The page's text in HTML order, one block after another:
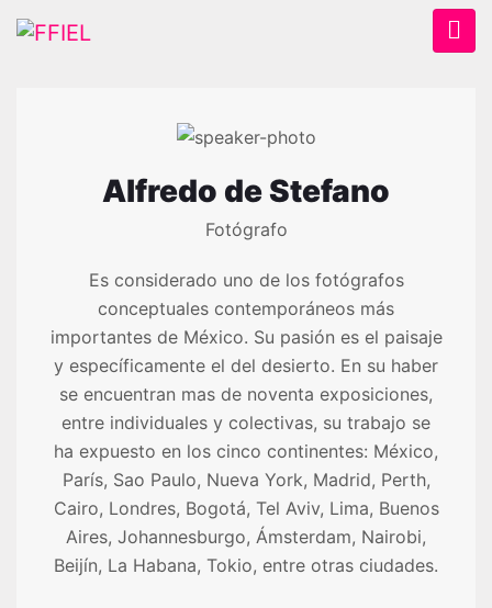
Alfredo de Stefano
Fotógrafo
Es considerado uno de los fotógrafos
conceptuales contemporáneos más
importantes de México. Su pasión es el paisaje
y específicamente el del desierto. En su haber
se encuentran mas de noventa exposiciones,
entre individuales y colectivas, su trabajo se
ha expuesto en los cinco continentes: México,
París, Sao Paulo, Nueva York, Madrid, Perth,
Cairo, Londres, Bogotá, Tel Aviv, Lima, Buenos
Aires, Johannesburgo, Ámsterdam, Nairobi,
Beijín, La Habana, Tokio, entre otras ciudades.